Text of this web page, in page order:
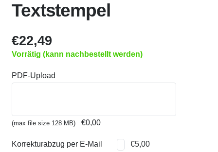
Textstempel
€22,49
Vorrätig (kann nachbestellt werden)
PDF-Upload
(max file size 128 MB) €0,00
Korrekturabzug per E-Mail €5,00